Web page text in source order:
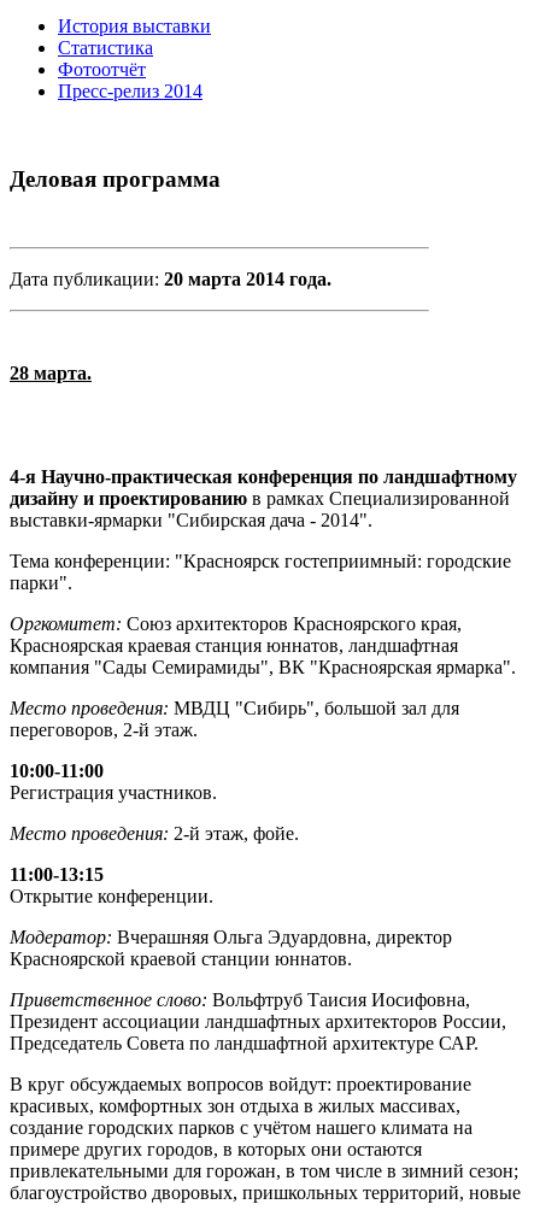
История выставки
Статистика
Фотоотчёт
Пресс-релиз 2014
Деловая программа
Дата публикации: 20 марта 2014 года.
28 марта.
4-я Научно-практическая конференция по ландшафтному
дизайну и проектированию в рамках Специализированной
выставки-ярмарки "Сибирская дача - 2014".
Тема конференции: "Красноярск гостеприимный: городские
парки".
Оргкомитет: Союз архитекторов Красноярского края,
Красноярская краевая станция юннатов, ландшафтная
компания "Сады Семирамиды", ВК "Красноярская ярмарка".
Место проведения: МВДЦ "Сибирь", большой зал для
переговоров, 2-й этаж.
10:00-11:00
Регистрация участников.
Место проведения: 2-й этаж, фойе.
11:00-13:15
Открытие конференции.
Модератор: Вчерашняя Ольга Эдуардовна, директор
Красноярской краевой станции юннатов.
Приветственное слово: Вольфтруб Таисия Иосифовна,
Президент ассоциации ландшафтных архитекторов России,
Председатель Совета по ландшафтной архитектуре САР.
В круг обсуждаемых вопросов войдут: проектирование
красивых, комфортных зон отдыха в жилых массивах,
создание городских парков с учётом нашего климата на
примере других городов, в которых они остаются
привлекательными для горожан, в том числе в зимний сезон;
благоустройство дворовых, пришкольных территорий, новые